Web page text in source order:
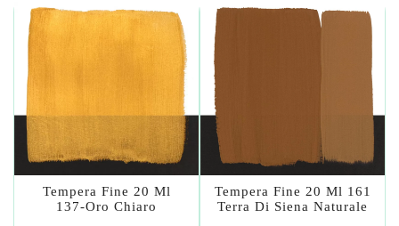
Tempera Fine 20 Ml
137-Oro Chiaro
Tempera Fine 20 Ml 161
Terra Di Siena Naturale